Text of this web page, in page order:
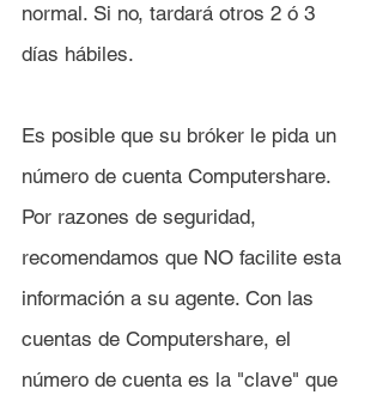
normal. Si no, tardará otros 2 ó 3
días hábiles.
Es posible que su bróker le pida un
número de cuenta Computershare.
Por razones de seguridad,
recomendamos que NO facilite esta
información a su agente. Con las
cuentas de Computershare, el
número de cuenta es la "clave" que